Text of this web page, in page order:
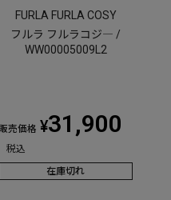
FURLA FURLA COSY
フルラ フルラコジ― /
WW00005009L2
販売価格 ¥31,900
税込
在庫切れ